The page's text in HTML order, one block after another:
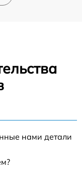
нами детали